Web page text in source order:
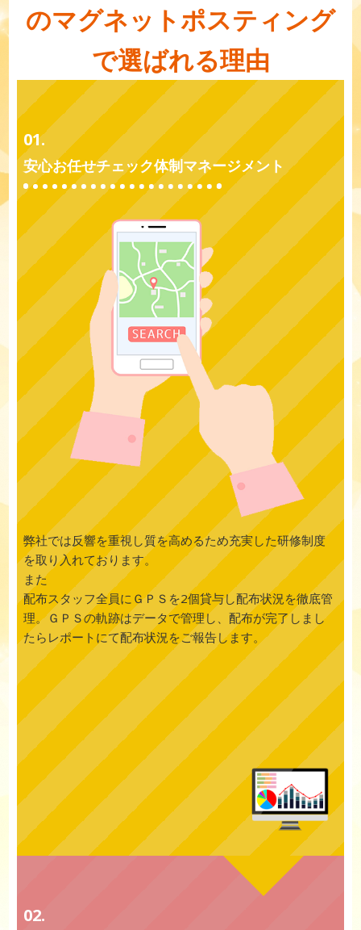
のマグネットポスティング
で選ばれる理由
01.
安心お任せチェック体制マネージメント
弊社では反響を重視し質を高めるため充実した研修制度
を取り入れております。
また
配布スタッフ全員にＧＰＳを2個貸与し配布状況を徹底管
理。ＧＰＳの軌跡はデータで管理し、配布が完了しまし
たらレポートにて配布状況をご報告します。
02.